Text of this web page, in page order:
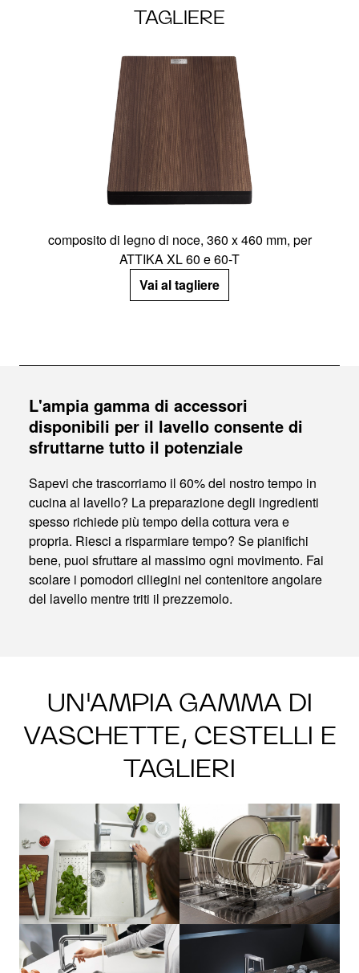
TAGLIERE
composito di legno di noce, 360 x 460 mm, per
ATTIKA XL 60 e 60-T
Vai al tagliere
L'ampia gamma di accessori
disponibili per il lavello consente di
sfruttarne tutto il potenziale
Sapevi che trascorriamo il 60% del nostro tempo in
cucina al lavello? La preparazione degli ingredienti
spesso richiede più tempo della cottura vera e
propria. Riesci a risparmiare tempo? Se pianifichi
bene, puoi sfruttare al massimo ogni movimento. Fai
scolare i pomodori ciliegini nel contenitore angolare
del lavello mentre triti il prezzemolo.
UN'AMPIA GAMMA DI
VASCHETTE, CESTELLI E
TAGLIERI